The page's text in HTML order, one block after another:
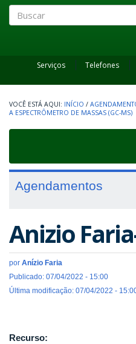
Serviços Telefones
INÍCIO /
A ESPECTRÔMETRO DE MASSAS (GC-MS)
Agendamentos
Anizio
por Anízio Faria
Publicado: 07/04/2022 - 15:00
Última modificação: 07/04/2022 -
Recurso: